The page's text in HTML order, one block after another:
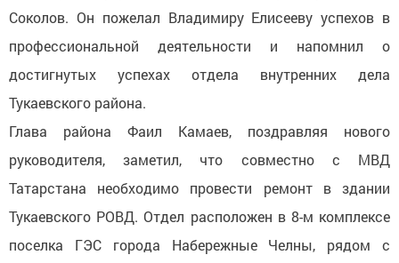
Соколов. Он пожелал Владимиру Елисееву успехов в
профессиональной деятельности и напомнил о
достигнутых успехах отдела внутренних дела
Тукаевского района.
Глава района Фаил Камаев, поздравляя нового
руководителя, заметил, что совместно с МВД
Татарстана необходимо провести ремонт в здании
Тукаевского РОВД. Отдел расположен в 8-м комплексе
поселка ГЭС города Набережные Челны, рядом с